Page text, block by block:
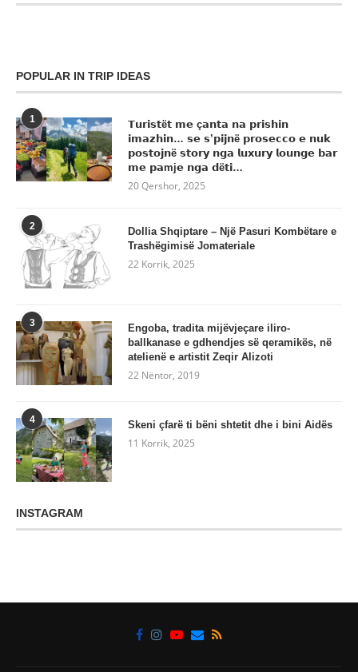
POPULAR IN TRIP IDEAS
1
𝗧𝘂𝗿𝗶𝘀𝘁ë𝘁 𝗺𝗲 ç𝗮𝗻𝘁𝗮 𝗻𝗮 𝗽𝗿𝗶𝘀𝗵𝗶𝗻
𝗶𝗺𝗮𝘇𝗵𝗶𝗻… 𝘀𝗲 𝘀’𝗽𝗶𝗷𝗻ë 𝗽𝗿𝗼𝘀𝗲𝗰𝗰𝗼 𝗲 𝗻𝘂𝗸
𝗽𝗼𝘀𝘁𝗼𝗷𝗻ë 𝘀𝘁𝗼𝗿𝘆 𝗻𝗴𝗮 𝗹𝘂𝘅𝘂𝗿𝘆 𝗹𝗼𝘂𝗻𝗴𝗲 𝗯𝗮𝗿
𝗺𝗲 𝗽𝗮mj𝗲 𝗻𝗴𝗮 𝗱ë𝘁𝗶…
20 Qershor, 2025
2
Dollia Shqiptare – Një Pasuri Kombëtare e
Trashëgimisë Jomateriale
22 Korrik, 2025
3
Engoba, tradita mijëvjeçare iliro-
ballkanase e gdhendjes së qeramikës, në
atelienë e artistit Zeqir Alizoti
22 Nëntor, 2019
4 Skeni çfarë ti bëni shtetit dhe i bini Aidës
11 Korrik, 2025
INSTAGRAM